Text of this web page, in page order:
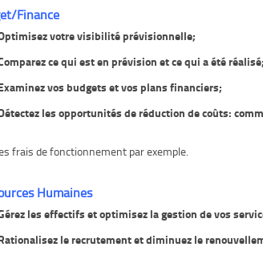
Finance
votre visibilité prévisionnelle;
ce qui est en prévision et ce qui a été réalisé;
vos budgets et vos plans financiers;
les opportunités de réduction de coûts:
frais de fonctionnement par exemple.
Humaines
les effectifs et optimisez la gestion de vos
le recrutement et diminuez le